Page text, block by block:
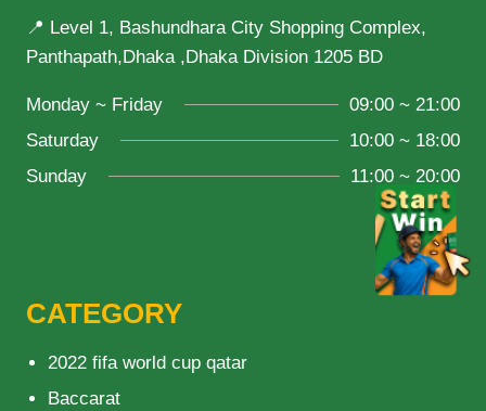
📍 Level 1, Bashundhara City Shopping Complex,
Panthapath,Dhaka ,Dhaka Division 1205 BD
Monday ~ Friday
09:00 ~ 21:00
Saturday
10:00 ~ 18:00
Sunday
11:00 ~ 20:00
CATEGORY
2022 fifa world cup qatar
Baccarat